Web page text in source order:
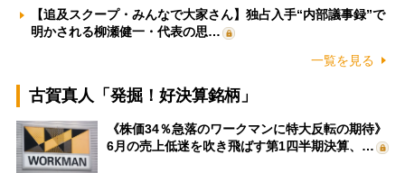
【追及スクープ・みんなで大家さん】独占入手“内部議事録”で
明かされる柳瀬健一・代表の思…
一覧を見る
古賀真人「発掘！好決算銘柄」
《株価34％急落のワークマンに特大反転の期待》
6月の売上低迷を吹き飛ばす第1四半期決算、…